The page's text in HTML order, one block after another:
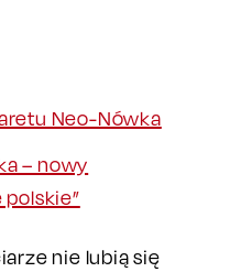
Neo-Nówka
– nowy
polskie”
nie lubią się